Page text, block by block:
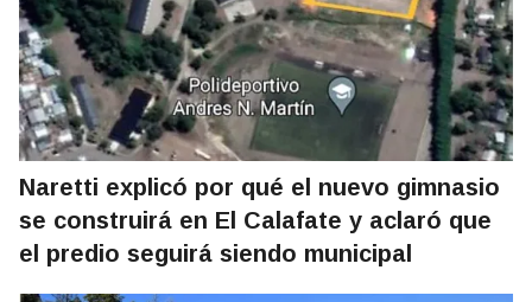
Naretti explicó por qué el nuevo gimnasio
se construirá en El Calafate y aclaró que
el predio seguirá siendo municipal